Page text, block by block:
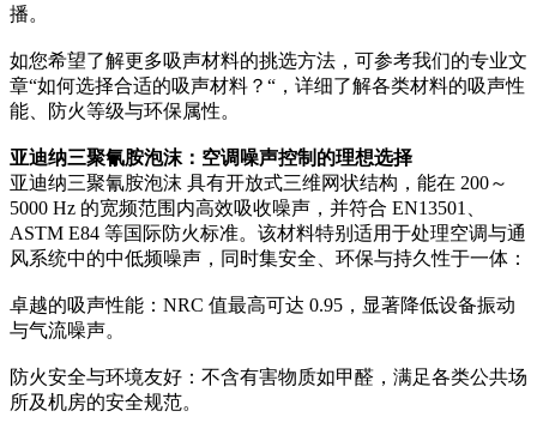
播。
如您希望了解更多吸声材料的挑选方法，可参考我们的专业文
章“如何选择合适的吸声材料？“，详细了解各类材料的吸声性
能、防火等级与环保属性。
亚迪纳三聚氰胺泡沫：空调噪声控制的理想选择
亚迪纳三聚氰胺泡沫 具有开放式三维网状结构，能在 200～
5000 Hz 的宽频范围内高效吸收噪声，并符合 EN13501、
ASTM E84 等国际防火标准。该材料特别适用于处理空调与通
风系统中的中低频噪声，同时集安全、环保与持久性于一体：
卓越的吸声性能：NRC 值最高可达 0.95，显著降低设备振动
与气流噪声。
防火安全与环境友好：不含有害物质如甲醛，满足各类公共场
所及机房的安全规范。